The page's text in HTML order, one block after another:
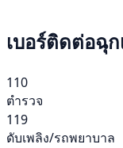
เบอร์ติดต่อฉุ
110
ตำรวจ
119
ดับเพลิง/รถพยาบาล